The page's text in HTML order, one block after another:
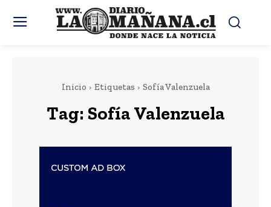
Inicio Etiquetas Sofía Valenzuela
Tag: Sofía Valenzuela